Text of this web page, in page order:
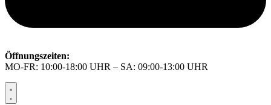
Öffnungszeiten:
MO-FR: 10:00-18:00 UHR – SA: 09:00-13:00 UHR